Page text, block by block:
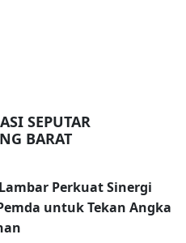
SEPUTAR
BARAT
Perkuat Sinergi
untuk Tekan Angka